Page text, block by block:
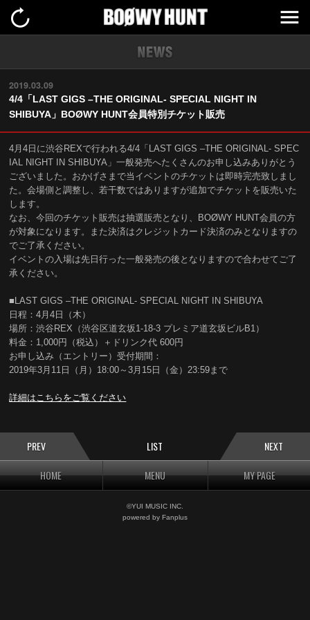
2019.03.09
4/4「LAST GIGS –THE ORIGINAL- SPECIAL NIGHT IN
SHIBUYA」BOØWY HUNT会員特別チケット販売
4月4日に渋谷REXで行われる4/4「LAST GIGS –THE ORIGINAL- SPEC
IAL NIGHT IN SHIBUYA」一般発売へたくさんのお申し込みありがとう
ございました。おかげさまで当イベントのチケットは即時完売致しまし
た。会場側と調整し、若干数ではありますが追加でチケットを販売いた
します。
なお、今回のチケット販売は抽選販売となり、BOØWY HUNT会員の方
が対象になります。また決済はクレジットカード決済のみとなりますの
でご了承ください。
イベントの入場は先日行った一般発売の後となりますので合わせてご了
承ください。
■LAST GIGS –THE ORIGINAL- SPECIAL NIGHT IN SHIBUYA
日程：4月4日（木）
場所：渋谷REX（渋谷区道玄坂1-18-3 プレミア道玄坂ビルB1）
料金：1,000円（税込）＋ドリンク代 600円
お申し込み（エントリー）受付期間：
2019年3月11日（月）18:00～3月15日（金）23:59まで
詳細はこちらをご覧ください
PREV LIST
NEXT
HOME
MENU MY PAGE
©YUI MUSIC INC.
powered by Fanplus